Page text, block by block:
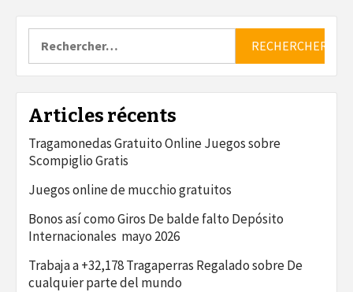
Articles récents
Tragamonedas Gratuito Online Juegos sobre
Scompiglio Gratis
Juegos online de mucchio gratuitos
Bonos así­ como Giros De balde falto Depósito
Internacionales ️ mayo 2026
Trabaja a +32,178 Tragaperras Regalado sobre De
cualquier parte del mundo